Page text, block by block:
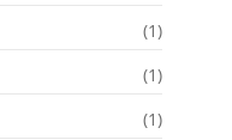
(1)
(1)
(1)